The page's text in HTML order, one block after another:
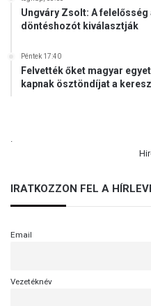
Ungváry Zsolt: A
döntéshozót kiválasztják
Péntek 17:40
Felvették őket magyar
kapnak ösztöndíjat a
IRATKOZZON FEL A
Email
Vezetéknév